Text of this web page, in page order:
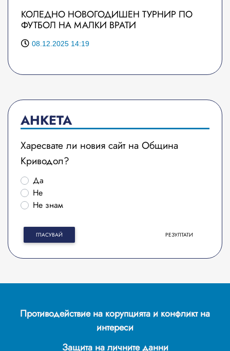
КОЛЕДНО НОВОГОДИШЕН ТУРНИР ПО
ФУТБОЛ НА МАЛКИ ВРАТИ
08.12.2025 14:19
АНКЕТА
Харесвате ли новия сайт на Община
Криводол?
Да
Не
Не знам
ГЛАСУВАЙ РЕЗУЛТАТИ
Противодействие на корупцията и конфликт на
интереси
Защита на личните данни